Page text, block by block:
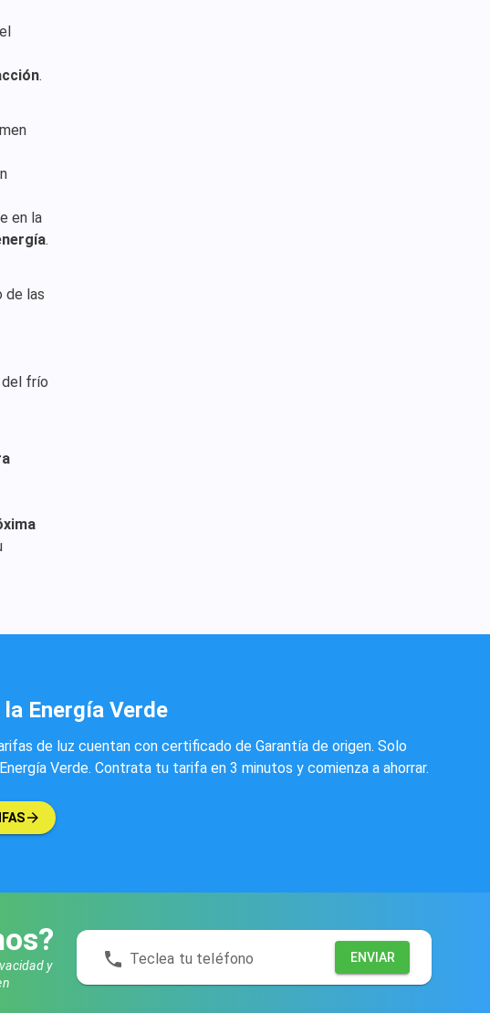
.
en la
.
de las
del frío
Energía Verde
de luz cuentan con certificado de Garantía de origen. Solo
Verde. Contrata tu tarifa en 3 minutos y comienza a ahorrar.
y
Teclea tu teléfono ENVIAR